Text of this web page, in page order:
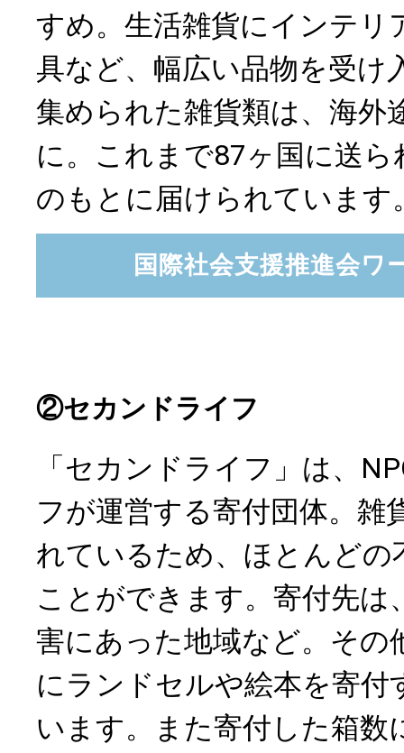
すめ。生活雑貨にインテリ
具など、幅広い品物を受け
集められた雑貨類は、海外
に。これまで87ヶ国に送
のもとに届けられています
国際社会支援推進会ワ
②セカンドライフ
「セカンドライフ」は、
フが運営する寄付団体。雑
れているため、ほとんどの
ことができます。寄付先は
害にあった地域など。その
にランドセルや絵本を寄付
います。また寄付した箱数